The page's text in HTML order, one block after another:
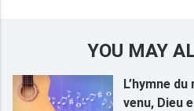
YOU MAY
L’hymne
venu, Dieu